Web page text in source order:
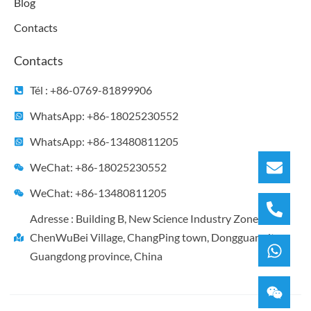
Contacts
Contacts
Tél : +86-0769-81899906
WhatsApp: +86-18025230552
WhatsApp: +86-13480811205
WeChat: +86-18025230552
WeChat: +86-13480811205
Adresse : Building B, New Science Industry Zone,
ChenWuBei Village, ChangPing town, Dongguan city,
Guangdong province, China